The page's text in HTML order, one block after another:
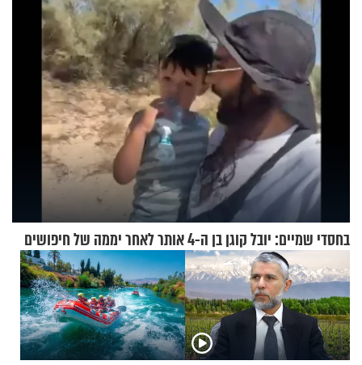
הפעם עם יהודית ואלתר כהן
בחסדי שמיים: יובל קוגן בן ה-4 אותר לאחר יממה של חיפושים